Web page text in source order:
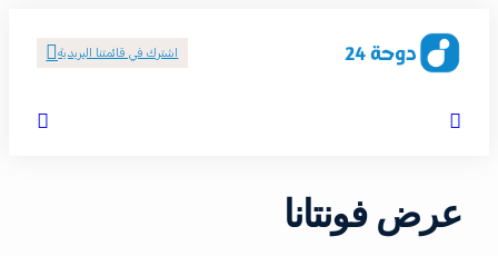
اشترك في قائمتنا البريدية
عرض فونتانا